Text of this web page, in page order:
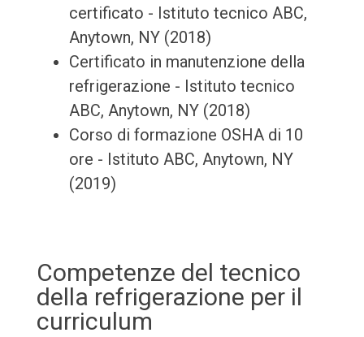
certificato - Istituto tecnico ABC,
Anytown, NY (2018)
Certificato in manutenzione della
refrigerazione - Istituto tecnico
ABC, Anytown, NY (2018)
Corso di formazione OSHA di 10
ore - Istituto ABC, Anytown, NY
(2019)
Competenze del tecnico
della refrigerazione per il
curriculum